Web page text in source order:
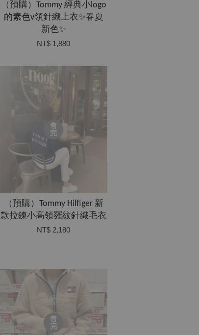
（預購）Tommy 經典小logo
的素色v領針織上衣✨春夏
新色✨
NT$ 1,880
售
完
（預購）Tommy Hilfiger 新
款拉鍊小高領羅紋針織毛衣
NT$ 2,180
售
完